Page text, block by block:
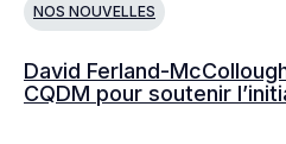
NOS NOUVELLES
David Ferland-
CQDM pour soutenir